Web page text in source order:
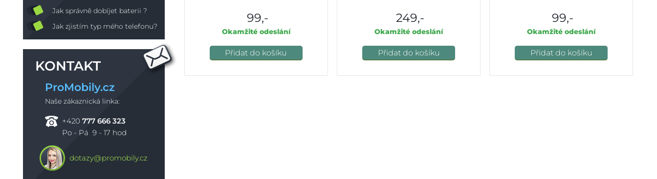
Jak správně dobíjet baterii ?
Jak zjistím typ mého telefonu?
KONTAKT
ProMobily.cz
Naše zákaznická linka:
+420 777 666 323
Po - Pá 9 - 17 hod
dotazy@promobily.cz
99,-
Okamžité odeslání
Přidat do košíku
249,-
Okamžité odeslání
Přidat do košíku
99,-
Okamžité odeslání
Přidat do košíku